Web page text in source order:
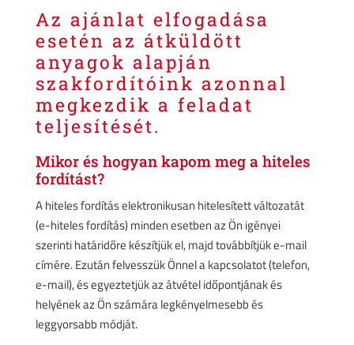
Az ajánlat elfogadása
esetén az átküldött
anyagok alapján
szakfordítóink azonnal
megkezdik a feladat
teljesítését.
Mikor és hogyan kapom meg a hiteles
fordítást?
A hiteles fordítás elektronikusan hitelesített változatát
(e-hiteles fordítás) minden esetben az Ön igényei
szerinti határidőre készítjük el, majd továbbítjük e-mail
címére. Ezután felvesszük Önnel a kapcsolatot (telefon,
e-mail), és egyeztetjük az átvétel időpontjának és
helyének az Ön számára legkényelmesebb és
leggyorsabb módját.